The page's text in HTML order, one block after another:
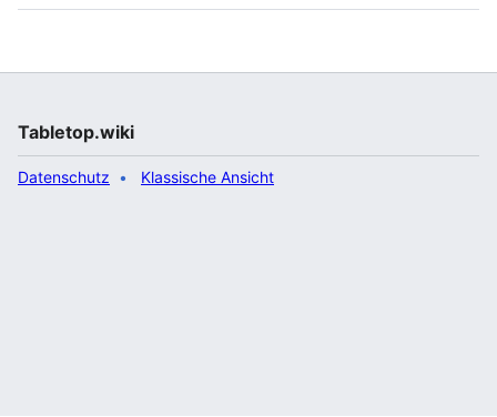
Tabletop.wiki
Datenschutz Klassische Ansicht